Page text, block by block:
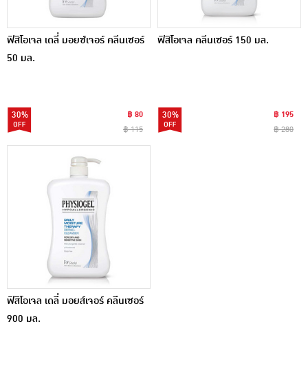
ฟิสิโอเจล เดลี่ มอยซ์เจอร์ คลีนเซอร์
50 มล.
30%
฿ 80
฿ 115
ฟิสิโอเจล คลีนเซอร์ 150 มล.
30%
฿ 195
฿ 280
ฟิสิโอเจล เดลี่ มอยส์เจอร์ คลีนเซอร์
900 มล.